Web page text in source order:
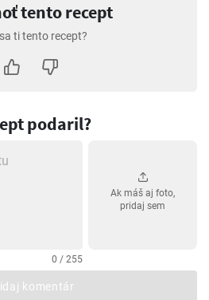
tento recept
ti tento recept?
podaril?
0 / 255
Ak máš aj foto,
pridaj sem
komentár